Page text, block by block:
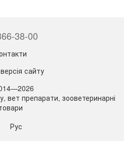
38-00
сайту
вет препарати, зооветеринарні
Рус